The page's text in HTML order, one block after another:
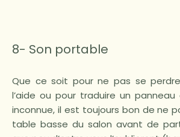
8- Son portable
Que ce soit pour ne pas se
l’aide ou pour traduire un
inconnue, il est toujours bon de ne
table basse du salon avant de